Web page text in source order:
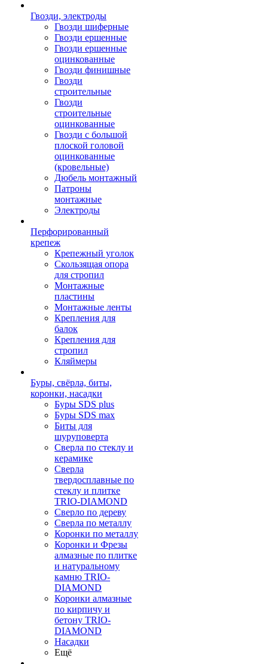
Гвозди, электроды
Гвозди шиферные
Гвозди ершенные
Гвозди ершенные
оцинкованные
Гвозди финишные
Гвозди
строительные
Гвозди
строительные
оцинкованные
Гвозди с большой
плоской головой
оцинкованные
(кровельные)
Дюбель монтажный
Патроны
монтажные
Электроды
Перфорированный
крепеж
Крепежный уголок
Скользящая опора
для стропил
Монтажные
пластины
Монтажные ленты
Крепления для
балок
Крепления для
стропил
Кляймеры
Буры, свёрла, биты,
коронки, насадки
Буры SDS plus
Буры SDS max
Биты для
шуруповерта
Сверла по стеклу и
керамике
Сверла
твердосплавные по
стеклу и плитке
TRIO-DIAMOND
Сверло по дереву
Сверла по металлу
Коронки по металлу
Коронки и Фрезы
алмазные по плитке
и натуральному
камню TRIO-
DIAMOND
Коронки алмазные
по кирпичу и
бетону TRIO-
DIAMOND
Насадки
Ещё